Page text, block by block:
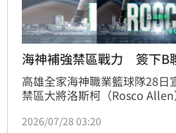
海神補強禁區戰力 簽下B
高雄全家海神職業籃球隊28日
禁區大將洛斯柯（Rosco
班牙、日本職籃經驗，在日本
2026/07/28 03:20